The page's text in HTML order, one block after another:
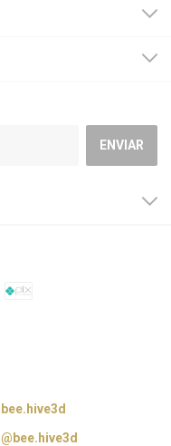
bee.hive3d
@bee.hive3d